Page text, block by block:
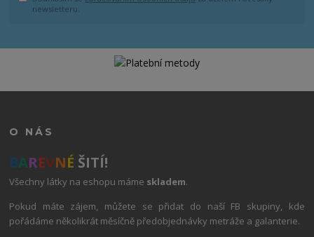
newsletteru.
O NÁS
BAREVNÉ ŠITÍ!
Všechny látky na eshopu máme skladem.
Pokud máte zájem, můžete se přidat do naší FB skupiny, kde
pořádáme několikrát měsíčně předobjednávky metráže a galanterie.